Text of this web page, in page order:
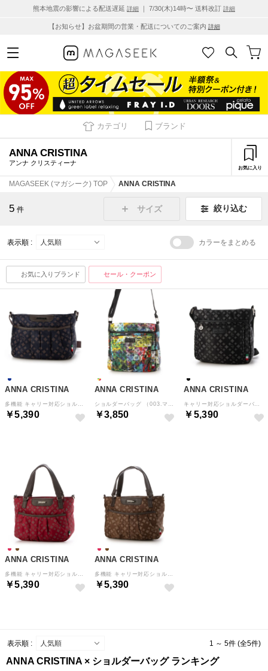
熊本地震の影響による配送遅延 詳細 ｜ 7/30(木)14時〜 送料改訂 詳細
【お知らせ】お盆期間の営業・配送についてのご案内 詳細
カテゴリ ブランド
ANNA CRISTINA
アンナ クリスティーナ
お気に入り
MAGASEEK (マガシーク) TOP ANNA CRISTINA
5 件 サイズ 絞り込む
表示順 : カラーをまとめる
お気に入りブランド セール・クーポン
ANNA CRISTINA
￥5,390
ANNA CRISTINA
￥3,850
ANNA CRISTINA
￥5,390
ANNA CRISTINA
￥5,390
ANNA CRISTINA
￥5,390
表示順 : 1 ～ 5件 (全5件)
ANNA CRISTINA × ショルダーバッグ ランキング